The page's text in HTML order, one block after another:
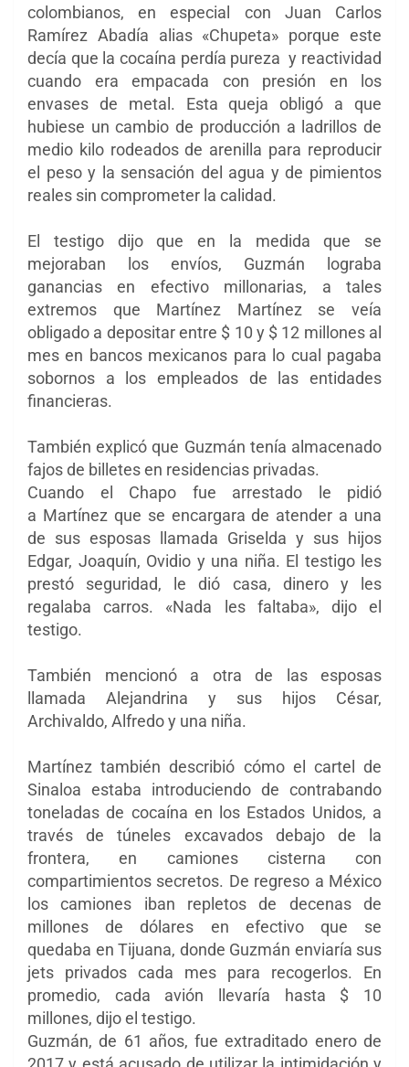
colombianos, en especial con Juan Carlos
Ramírez Abadía alias «Chupeta» porque este
decía que la cocaína perdía pureza y reactividad
cuando era empacada con presión en los
envases de metal. Esta queja obligó a que
hubiese un cambio de producción a ladrillos de
medio kilo rodeados de arenilla para reproducir
el peso y la sensación del agua y de pimientos
reales sin comprometer la calidad.
El testigo dijo que en la medida que se
mejoraban los envíos, Guzmán lograba
ganancias en efectivo millonarias, a tales
extremos que Martínez Martínez se veía
obligado a depositar entre $ 10 y $ 12 millones al
mes en bancos mexicanos para lo cual pagaba
sobornos a los empleados de las entidades
financieras.
También explicó que Guzmán tenía almacenado
fajos de billetes en residencias privadas.
Cuando el Chapo fue arrestado le pidió
a Martínez que se encargara de atender a una
de sus esposas llamada Griselda y sus hijos
Edgar, Joaquín, Ovidio y una niña. El testigo les
prestó seguridad, le dió casa, dinero y les
regalaba carros. «Nada les faltaba», dijo el
testigo.
También mencionó a otra de las esposas
llamada Alejandrina y sus hijos César,
Archivaldo, Alfredo y una niña.
Martínez también describió cómo el cartel de
Sinaloa estaba introduciendo de contrabando
toneladas de cocaína en los Estados Unidos, a
través de túneles excavados debajo de la
frontera, en camiones cisterna con
compartimientos secretos. De regreso a México
los camiones iban repletos de decenas de
millones de dólares en efectivo que se
quedaba en Tijuana, donde Guzmán enviaría sus
jets privados cada mes para recogerlos. En
promedio, cada avión llevaría hasta $ 10
millones, dijo el testigo.
Guzmán, de 61 años, fue extraditado enero de